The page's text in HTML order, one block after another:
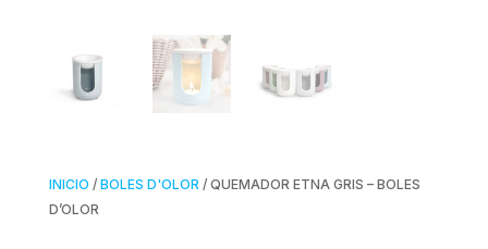
INICIO / BOLES D'OLOR / QUEMADOR ETNA GRIS – BOLES
D’OLOR